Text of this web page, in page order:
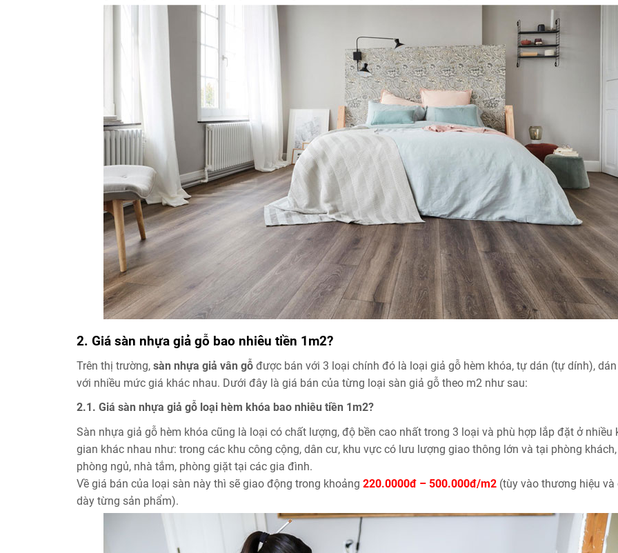
2. Giá sàn nhựa giả gỗ bao nhiêu tiền 1m2?
Trên thị trường, sàn nhựa giả vân gỗ được bán với 3 loại chính đó là loại giả gỗ hèm khóa, tự dán (tự dính),
với nhiều mức giá khác nhau. Dưới đây là giá bán của từng loại sàn giả gỗ theo m2 như sau:
2.1. Giá sàn nhựa giả gỗ loại hèm khóa bao nhiêu tiền 1m2?
Sàn nhựa giả gỗ hèm khóa cũng là loại có chất lượng, độ bền cao nhất trong 3 loại và phù hợp lắp đặt ở nhiều
gian khác nhau như: trong các khu công cộng, dân cư, khu vực có lưu lượng giao thông lớn và tại phòng khách,
phòng ngủ, nhà tắm, phòng giặt tại các gia đình.
Về giá bán của loại sàn này thì sẽ giao động trong khoảng 220.0000đ – 500.000đ/m2 (tùy vào thương hiệu và
dày từng sản phẩm).